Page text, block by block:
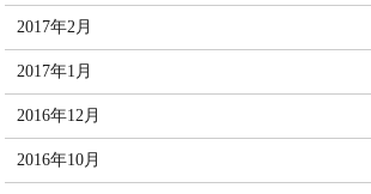
2017年2月
2017年1月
2016年12月
2016年10月